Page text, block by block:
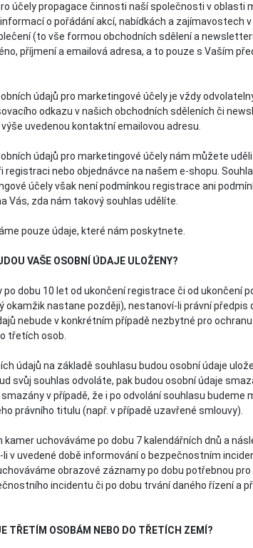
účely propagace činnosti naší společnosti v oblasti
o pořádání akcí, nabídkách a zajímavostech
(to vše formou obchodních sdělení a
příjmení a emailová adresa, a to pouze s Vaším
údajů pro marketingové účely je vždy
odkazu v našich obchodních sděleních či
uvedenou kontaktní emailovou adresu.
údajů pro marketingové účely nám můžete
registraci nebo objednávce na našem e-shopu.
účely však není podmínkou registrace ani
Vás, zda nám takový souhlas udělíte.
pouze údaje, které nám poskytnete.
VAŠE OSOBNÍ ÚDAJE ULOŽENY?
po dobu 10 let od ukončení registrace či od ukončení
okamžik nastane později), nestanoví-li právní předpis
nebude v konkrétním případě nezbytné pro
třetích osob.
údajů na základě souhlasu budou osobní údaje
svůj souhlas odvoláte, pak budou osobní údaje
v případě, že i po odvolání souhlasu budeme
právního titulu (např. v případě uzavřené smlouvy).
uchováváme po dobu 7 kalendářních dnů a
v uvedené době informování o bezpečnostním
obrazové záznamy po dobu potřebnou pro
incidentu či po dobu trvání daného řízení a
TŘETÍM OSOBÁM NEBO DO TŘETÍCH ZEMÍ?